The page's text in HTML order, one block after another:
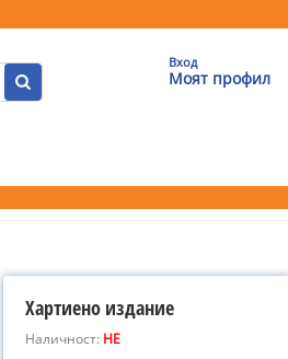
Вход
Моят профил
Хартиено издание
Наличност: НЕ